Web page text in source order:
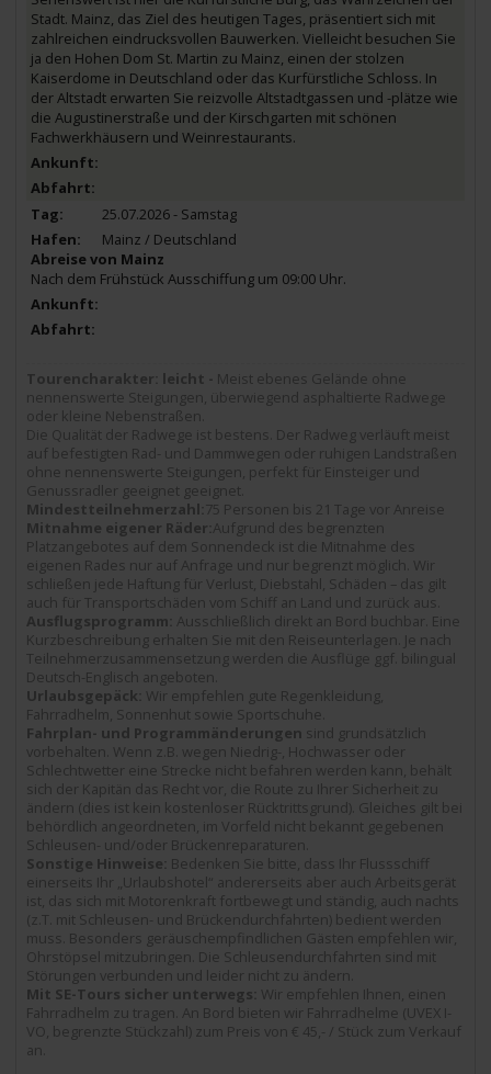
Stadt. Mainz, das Ziel des heutigen Tages, präsentiert sich mit
zahlreichen eindrucksvollen Bauwerken. Vielleicht besuchen Sie
ja den Hohen Dom St. Martin zu Mainz, einen der stolzen
Kaiserdome in Deutschland oder das Kurfürstliche Schloss. In
der Altstadt erwarten Sie reizvolle Altstadtgassen und -plätze wie
die Augustinerstraße und der Kirschgarten mit schönen
Fachwerkhäusern und Weinrestaurants.
25.07.2026 - Samstag
Mainz / Deutschland
Abreise von Mainz
Nach dem Frühstück Ausschiffung um 09:00 Uhr.
Tourencharakter: leicht - Meist ebenes Gelände ohne
nennenswerte Steigungen, überwiegend asphaltierte Radwege
oder kleine Nebenstraßen.
Die Qualität der Radwege ist bestens. Der Radweg verläuft meist
auf befestigten Rad- und Dammwegen oder ruhigen Landstraßen
ohne nennenswerte Steigungen, perfekt für Einsteiger und
Genussradler geeignet geeignet.
Mindestteilnehmerzahl:
75 Personen bis 21 Tage vor Anreise
Mitnahme eigener Räder: Aufgrund des begrenzten
Platzangebotes auf dem Sonnendeck ist die Mitnahme des
eigenen Rades nur auf Anfrage und nur begrenzt möglich. Wir
schließen jede Haftung für Verlust, Diebstahl, Schäden – das gilt
auch für Transportschäden vom Schiff an Land und zurück aus.
Ausflugsprogramm: Ausschließlich direkt an Bord buchbar. Eine
Kurzbeschreibung erhalten Sie mit den Reiseunterlagen. Je nach
Teilnehmerzusammensetzung werden die Ausflüge ggf. bilingual
Deutsch-Englisch angeboten.
Urlaubsgepäck: Wir empfehlen gute Regenkleidung,
Fahrradhelm, Sonnenhut sowie Sportschuhe.
Fahrplan- und Programmänderungen sind grundsätzlich
vorbehalten. Wenn z.B. wegen Niedrig-, Hochwasser oder
Schlechtwetter eine Strecke nicht befahren werden kann, behält
sich der Kapitän das Recht vor, die Route zu Ihrer Sicherheit zu
ändern (dies ist kein kostenloser Rücktrittsgrund). Gleiches gilt bei
behördlich angeordneten, im Vorfeld nicht bekannt gegebenen
Schleusen- und/oder Brückenreparaturen.
Sonstige Hinweise: Bedenken Sie bitte, dass Ihr Flussschiff
einerseits Ihr „Urlaubshotel“ andererseits aber auch Arbeitsgerät
ist, das sich mit Motorenkraft fortbewegt und ständig, auch nachts
(z.T. mit Schleusen- und Brückendurchfahrten) bedient werden
muss. Besonders geräuschempfindlichen Gästen empfehlen wir,
Ohrstöpsel mitzubringen. Die Schleusendurchfahrten sind mit
Störungen verbunden und leider nicht zu ändern.
Mit SE-Tours sicher unterwegs: Wir empfehlen Ihnen, einen
Fahrradhelm zu tragen. An Bord bieten wir Fahrradhelme (UVEX I-
VO, begrenzte Stückzahl) zum Preis von € 45,- / Stück zum Verkauf
an.